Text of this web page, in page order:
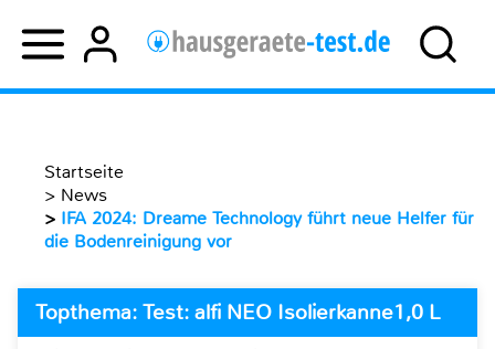
Startseite
> News
> IFA 2024: Dreame Technology führt neue Helfer für
die Bodenreinigung vor
Topthema: Test: alfi NEO Isolierkanne1,0 L